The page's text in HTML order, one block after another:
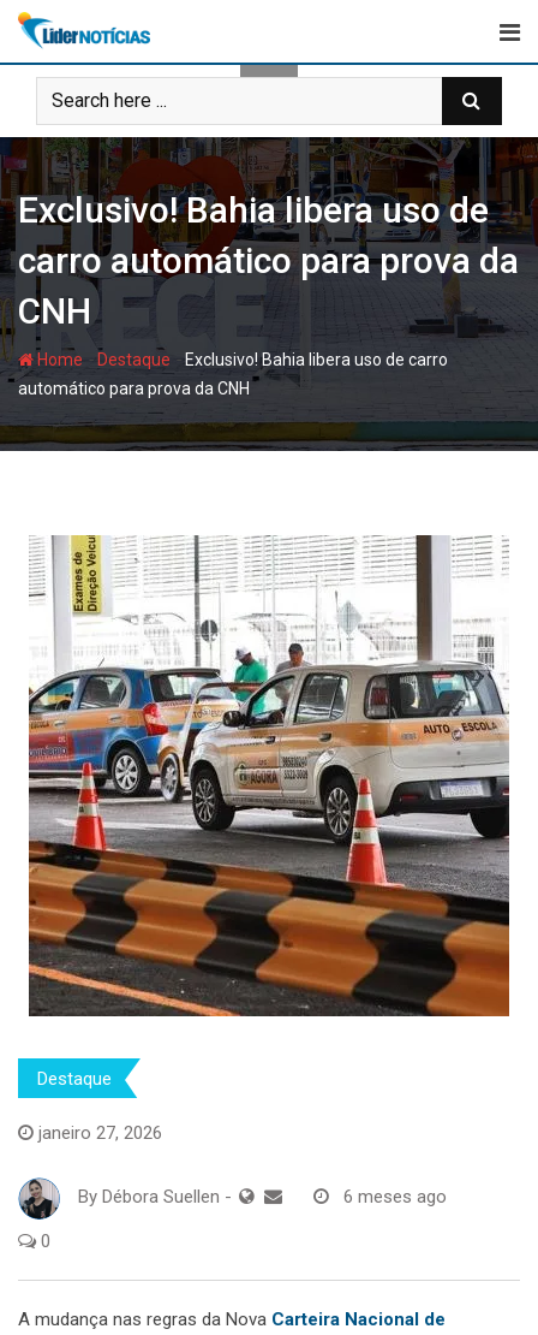
Skip
content
Exclusivo! Bahia libera uso de
carro automático para prova da
CNH
Home - Destaque - Exclusivo! Bahia libera uso de carro
automático para prova da CNH
Destaque
janeiro 27, 2026
By Débora Suellen - 6 meses ago
0
A mudança nas regras da Nova Carteira Nacional de